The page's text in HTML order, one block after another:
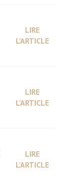
LIRE
L'ARTICLE
LIRE
L'ARTICLE
LIRE
L'ARTICLE